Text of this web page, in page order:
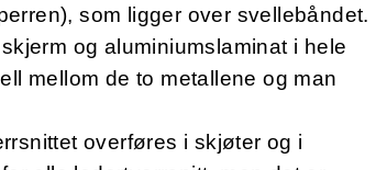
som ligger over svellebåndet.
og aluminiumslaminat i hele
mellom de to metallene og man
overføres i skjøter og i